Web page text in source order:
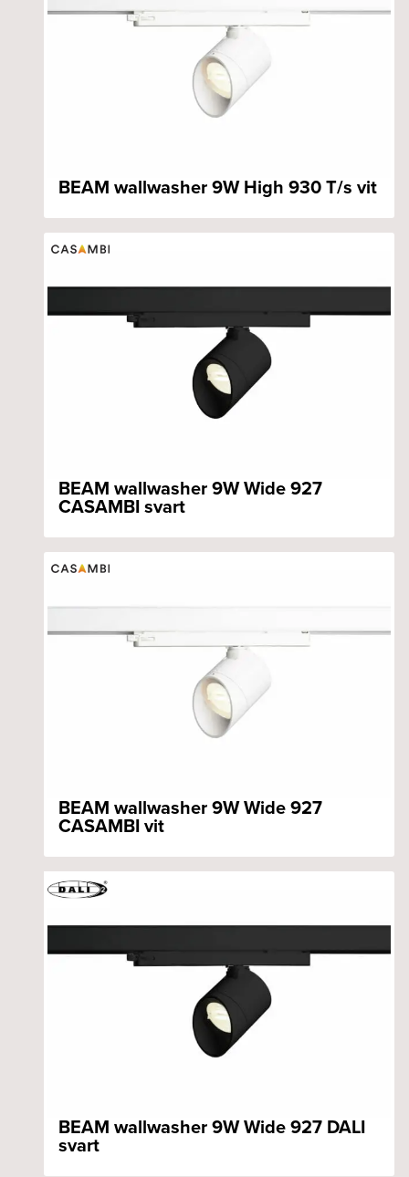
BEAM wallwasher 9W High 930 T/s vit
BEAM wallwasher 9W Wide 927
CASAMBI svart
BEAM wallwasher 9W Wide 927
CASAMBI vit
BEAM wallwasher 9W Wide 927 DALI
svart